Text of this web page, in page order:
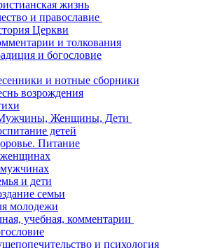
жизнь
и православие
Церкви
и толкования
и богословие
и нотные сборники
возрождения
Женщины, Дети
детей
Питание
и дети
семьи
молодежи
учебная, комментарии
и психология